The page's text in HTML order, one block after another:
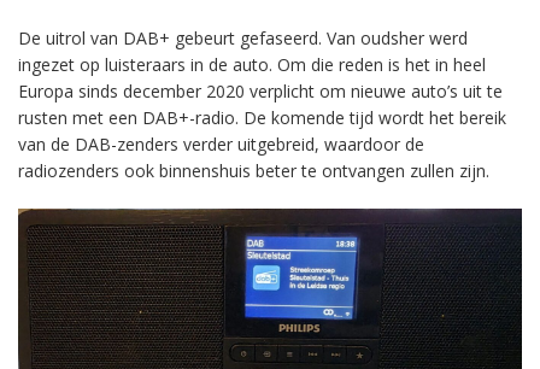
De uitrol van DAB+ gebeurt gefaseerd. Van oudsher werd
ingezet op luisteraars in de auto. Om die reden is het in heel
Europa sinds december 2020 verplicht om nieuwe auto’s uit te
rusten met een DAB+-radio. De komende tijd wordt het bereik
van de DAB-zenders verder uitgebreid, waardoor de
radiozenders ook binnenshuis beter te ontvangen zullen zijn.